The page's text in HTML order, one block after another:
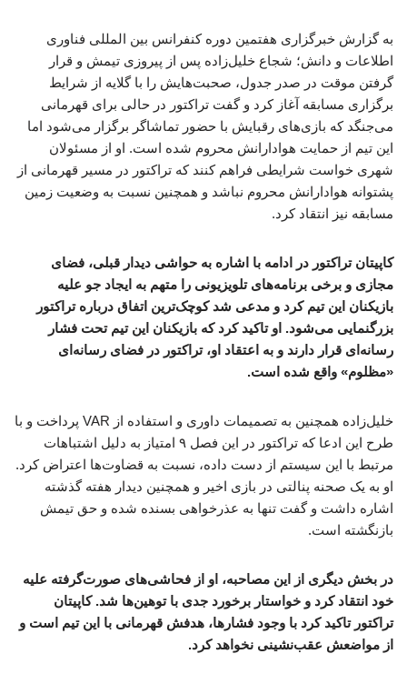
به گزارش خبرگزاری هفتمین دوره کنفرانس بین المللی فناوری
اطلاعات و دانش؛ شجاع خلیل‌زاده پس از پیروزی تیمش و قرار
گرفتن موقت در صدر جدول، صحبت‌هایش را با گلایه از شرایط
برگزاری مسابقه آغاز کرد و گفت تراکتور در حالی برای قهرمانی
می‌جنگد که بازی‌های رقبایش با حضور تماشاگر برگزار می‌شود اما
این تیم از حمایت هوادارانش محروم شده است. او از مسئولان
شهری خواست شرایطی فراهم کنند که تراکتور در مسیر قهرمانی از
پشتوانه هوادارانش محروم نباشد و همچنین نسبت به وضعیت زمین
مسابقه نیز انتقاد کرد.
کاپیتان تراکتور در ادامه با اشاره به حواشی دیدار قبلی، فضای
مجازی و برخی برنامه‌های تلویزیونی را متهم به ایجاد جو علیه
بازیکنان این تیم کرد و مدعی شد کوچک‌ترین اتفاق درباره تراکتور
بزرگنمایی می‌شود. او تاکید کرد که بازیکنان این تیم تحت فشار
رسانه‌ای قرار دارند و به اعتقاد او، تراکتور در فضای رسانه‌ای
«مظلوم» واقع شده است.
خلیل‌زاده همچنین به تصمیمات داوری و استفاده از VAR پرداخت و با
طرح این ادعا که تراکتور در این فصل ۹ امتیاز به دلیل اشتباهات
مرتبط با این سیستم از دست داده، نسبت به قضاوت‌ها اعتراض کرد.
او به یک صحنه پنالتی در بازی اخیر و همچنین دیدار هفته گذشته
اشاره داشت و گفت تنها به عذرخواهی بسنده شده و حق تیمش
بازنگشته است.
در بخش دیگری از این مصاحبه، او از فحاشی‌های صورت‌گرفته علیه
خود انتقاد کرد و خواستار برخورد جدی با توهین‌ها شد. کاپیتان
تراکتور تاکید کرد با وجود فشارها، هدفش قهرمانی با این تیم است و
از مواضعش عقب‌نشینی نخواهد کرد.